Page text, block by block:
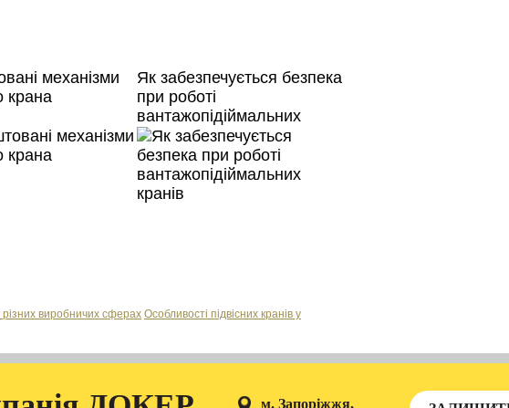
механізми
крана
Як забезпечується безпека
при роботі
вантажопідіймальних
кранів
виробничих сферах Особливості підвісних кранів у
м. Запоріжжя,